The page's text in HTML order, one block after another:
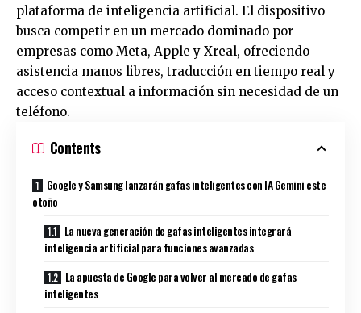
plataforma de inteligencia artificial. El dispositivo
busca competir en un mercado dominado por
empresas como Meta, Apple y Xreal, ofreciendo
asistencia manos libres, traducción en tiempo real y
acceso contextual a información sin necesidad de un
teléfono.
Contents
Google y Samsung lanzarán gafas inteligentes con IA Gemini este
otoño
La nueva generación de gafas inteligentes integrará
inteligencia artificial para funciones avanzadas
La apuesta de Google para volver al mercado de gafas
inteligentes